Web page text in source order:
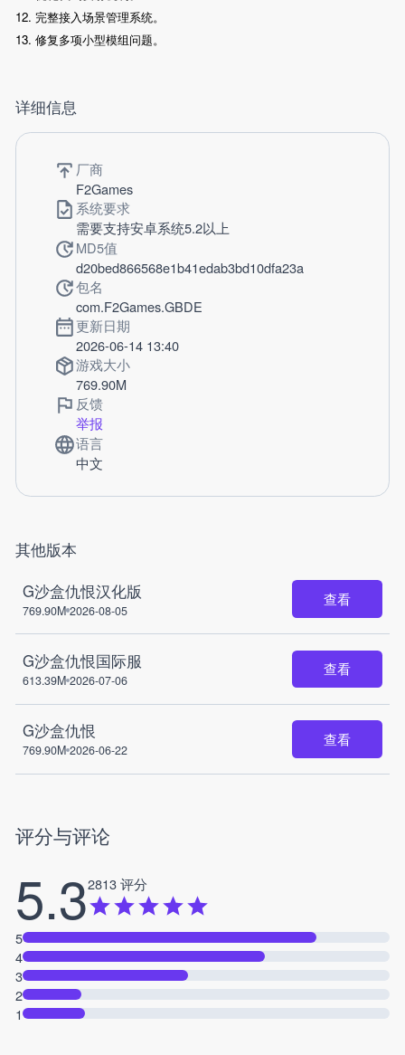
12. 完整接入场景管理系统。
13. 修复多项小型模组问题。
详细信息
厂商
F2Games
系统要求
需要支持安卓系统5.2以上
MD5值
d20bed866568e1b41edab3bd10dfa23a
包名
com.F2Games.GBDE
更新日期
2026-06-14 13:40
游戏大小
769.90M
反馈
举报
语言
中文
其他版本
G沙盒仇恨汉化版
769.90M 2026-08-05
查看
G沙盒仇恨国际服
613.39M 2026-07-06
查看
G沙盒仇恨
769.90M 2026-06-22
查看
评分与评论
5.32813 评分
5
4
3
2
1